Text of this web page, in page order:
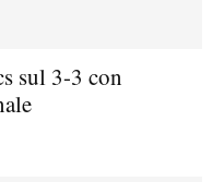
sul 3-3 con